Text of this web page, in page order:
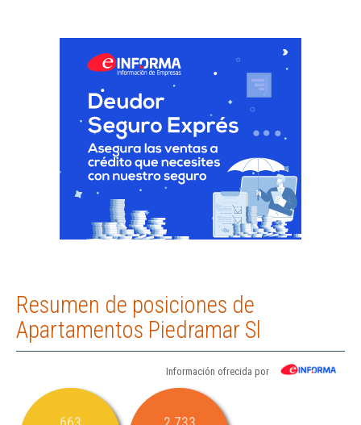
Resumen de posiciones de
Apartamentos Piedramar Sl
Información ofrecida por